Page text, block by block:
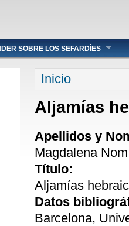
SOBRE LOS SEFARDÍES
Se encuentra
Inicio
Aljamías
Apellidos y
Magdalena
Título:
Aljamías
Datos
Barcelona,